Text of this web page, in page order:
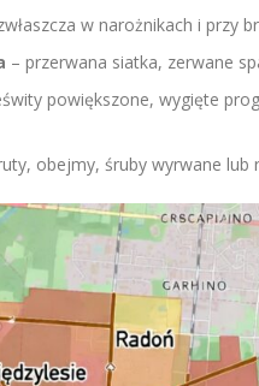
w narożnikach i przy
– przerwana siatka, zerwane
powiększone, wygięte
obejmy, śruby wyrwane lub